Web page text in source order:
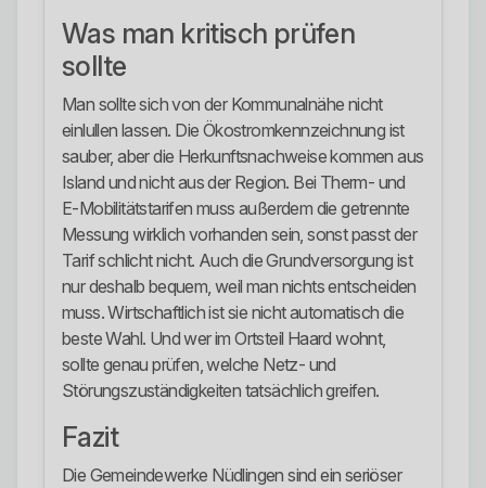
Was man kritisch prüfen
sollte
Man sollte sich von der Kommunalnähe nicht
einlullen lassen. Die Ökostromkennzeichnung ist
sauber, aber die Herkunftsnachweise kommen aus
Island und nicht aus der Region. Bei Therm- und
E-Mobilitätstarifen muss außerdem die getrennte
Messung wirklich vorhanden sein, sonst passt der
Tarif schlicht nicht. Auch die Grundversorgung ist
nur deshalb bequem, weil man nichts entscheiden
muss. Wirtschaftlich ist sie nicht automatisch die
beste Wahl. Und wer im Ortsteil Haard wohnt,
sollte genau prüfen, welche Netz- und
Störungszuständigkeiten tatsächlich greifen.
Fazit
Die Gemeindewerke Nüdlingen sind ein seriöser